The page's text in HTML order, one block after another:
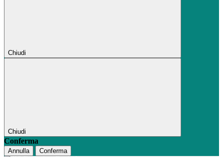
Chiudi
Chiudi
Conferma
Annulla Conferma